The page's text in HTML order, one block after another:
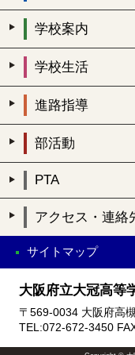
学校案内
学校生活
進路指導
部活動
PTA
アクセス・連絡
サイトマップ
大阪府立大冠高等
〒569-0034 大阪府高
TEL:072-672-3450